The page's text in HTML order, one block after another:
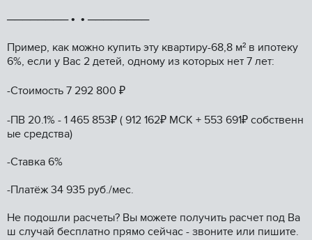
──────── • • ────────
Пример, как можно купить эту квартиру-68,8 м² в ипотеку
6%, если у Вас 2 детей, одному из которых нет 7 лет:
-Стоимость 7 292 800 ₽
-ПВ 20.1% - 1 465 853₽ ( 912 162₽ МСК + 553 691₽ собственн
ые средства)
-Ставка 6%
-Платёж 34 935 руб./мес.
Не подошли расчеты? Вы можете получить расчет под Ва
ш случай бесплатно прямо сейчас - звоните или пишите.